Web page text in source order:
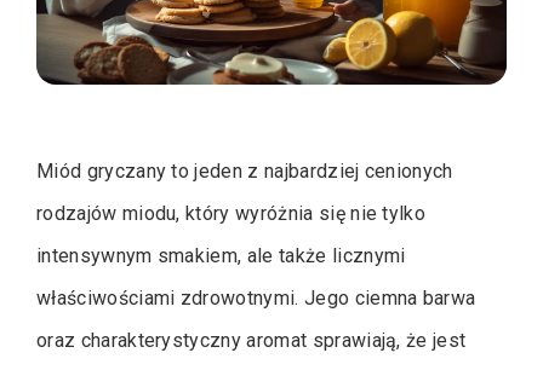
Miód gryczany to jeden z najbardziej cenionych
rodzajów miodu, który wyróżnia się nie tylko
intensywnym smakiem, ale także licznymi
właściwościami zdrowotnymi. Jego ciemna barwa
oraz charakterystyczny aromat sprawiają, że jest